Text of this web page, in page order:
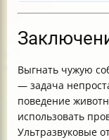
Выгнать чужую
— задача
поведение
использовать
Ультразвуковые